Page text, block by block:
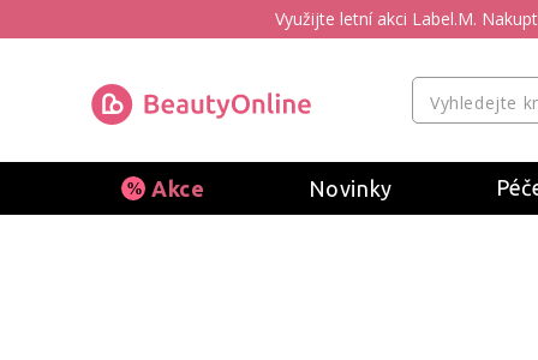
Využijte letní akci Label.M.
Akce Novinky